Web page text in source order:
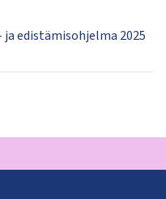
edistämisohjelma 2025